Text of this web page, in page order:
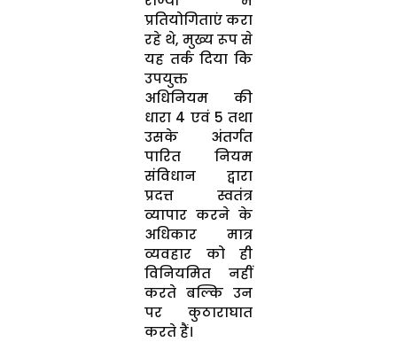
प्रतियोगिताएं करा
रहे थे, मुख्य रूप से
यह तर्क दिया कि
उपयुक्त
अधिनियम की
धारा 4 एवं 5 तथा
उसके अंतर्गत
पारित नियम
संविधान द्वारा
प्रदत्त स्वतंत्र
व्यापार करने के
अधिकार मात्र
व्यवहार को ही
विनियमित नहीं
करते बल्कि उन
पर कुठाराघात
करते हैं।